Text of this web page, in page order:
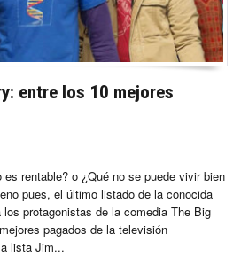
entre los 10 mejores
es rentable? o ¿Qué no se puede vivir bien
pues, el último listado de la conocida
protagonistas de la comedia The Big
pagados de la televisión
lista Jim...